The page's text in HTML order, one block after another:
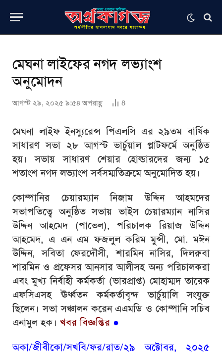
মেঘনা লাইফের নগদ লভ্যাংশ
অনুমোদন
আগস্ট ২৯, ২০২৫ ৯:৫৪ অপরাহ্ণ 8
মেঘনা লাইফ ইনস্যুরেন্স পিএলসি এর ২৯তম বার্ষিক
সাধারণ সভা ২৮ আগস্ট ভার্চুয়াল প্লাটফর্মে অনুষ্ঠিত
হয়। সভায় সাধারণ শেয়ার হোল্ডারদের জন্য ১৫
শতাংশ নগদ লভ্যাংশ সর্বসম্মতিক্রমে অনুমোদিত হয়।
কোম্পানির চেয়ারম্যান নিজাম উদ্দিন আহমদের
সভাপতিত্বে অনুষ্ঠিত সভায় ভাইস চেয়ারম্যান নাসির
উদ্দিন আহমেদ (পাভেল), পরিচালক রিয়াজ উদ্দিন
আহমেদ, এ এন এম ফজলুল করিম মুন্সী, মো. মঈন
উদ্দিন, সবিতা ফেরদৌসী, শারমিন নাসির, দিলরুবা
শারমিন ও প্রফেসর আনসার আলীসহ অন্য পরিচালকরা
এবং মুখ্য নির্বাহী কর্মকর্তা (ভারপ্রাপ্ত) মোহাম্মদ তারেক
এফসিএসহ ঊর্ধ্বতন কর্মকর্তাবৃন্দ ভার্চুয়ালি সংযুক্ত
ছিলেন। সভা সঞ্চালন করেন এএমডি ও কোম্পানি সচিব
এনামুল হক। খবর বিজ্ঞপ্তির ●
অকা/জীবীকো/সখবি/ফর/রাত/২৯ অক্টোবর, ২০২৫